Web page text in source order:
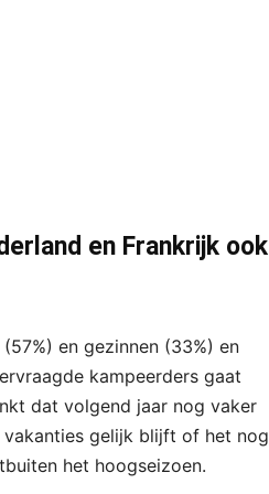
en Frankrijk ook
en gezinnen (33%) en
kampeerders gaat
dat volgend jaar nog vaker
gelijk blijft of het nog
het hoogseizoen.